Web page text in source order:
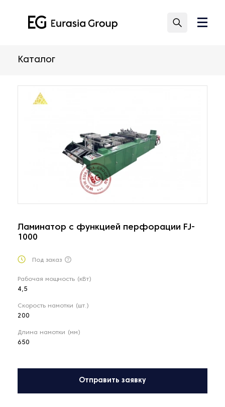
Каталог
Ламинатор с функцией перфорации FJ-
1000
Под заказ
Рабочая мощность (кВт)
4,5
Скорость намотки (шт.)
200
Длина намотки (мм)
650
Отправить заявку